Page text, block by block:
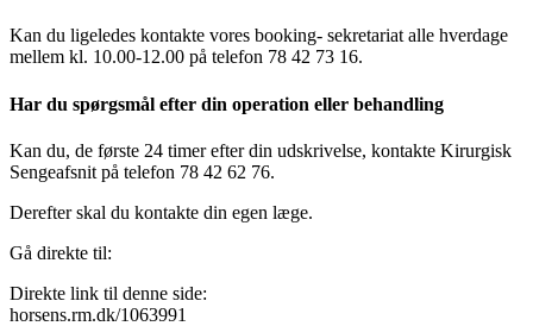
Kan du ligeledes kontakte vores booking- sekretariat alle hverdage
mellem kl. 10.00-12.00 på telefon 78 42 73 16.
Har du spørgsmål efter din operation eller behandling
Kan du, de første 24 timer efter din udskrivelse, kontakte Kirurgisk
Sengeafsnit på telefon 78 42 62 76.
Derefter skal du kontakte din egen læge.
Gå direkte til:
Direkte link til denne side:
horsens.rm.dk/1063991